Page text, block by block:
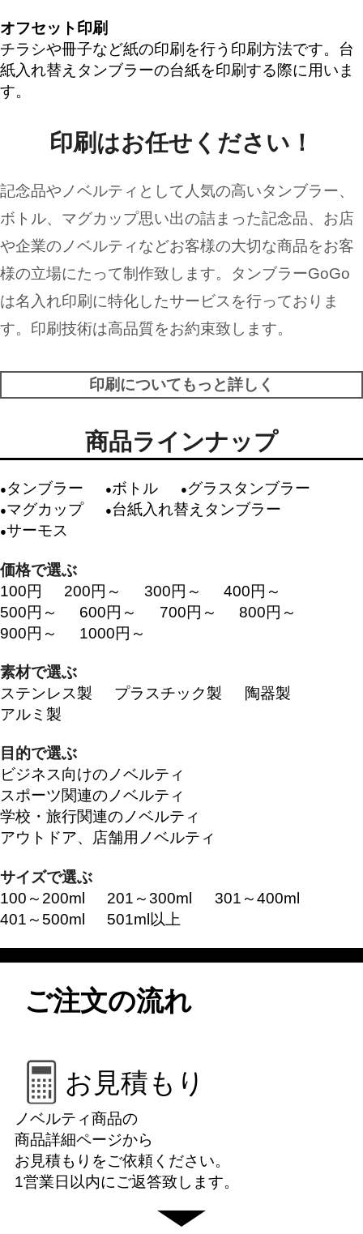
オフセット印刷
チラシや冊子など紙の印刷を行う印刷方法です。台
紙入れ替えタンブラーの台紙を印刷する際に用いま
す。
印刷はお任せください！
記念品やノベルティとして人気の高いタンブラー、
ボトル、マグカップ思い出の詰まった記念品、お店
や企業のノベルティなどお客様の大切な商品をお客
様の立場にたって制作致します。タンブラーGoGo
は名入れ印刷に特化したサービスを行っておりま
す。印刷技術は高品質をお約束致します。
印刷についてもっと詳しく
商品ラインナップ
タンブラー ボトル
グラスタンブラー
マグカップ
台紙入れ替えタンブラー
サーモス
価格で選ぶ
100円
200円～ 300円～
400円～
500円～
600円～ 700円～
800円～
900円～
1000円～
素材で選ぶ
ステンレス製
プラスチック製
陶器製
アルミ製
目的で選ぶ
ビジネス向けのノベルティ
スポーツ関連のノベルティ
学校・旅行関連のノベルティ
アウトドア、店舗用ノベルティ
サイズで選ぶ
100～200ml
201～300ml
301～400ml
401～500ml
501ml以上
ご注文の流れ
お見積もり
ノベルティ商品の
商品詳細ページから
お見積もりをご依頼ください。
1営業日以内にご返答致します。